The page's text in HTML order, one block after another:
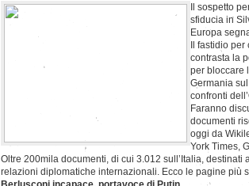
Il sospetto
sfiducia in
Europa
Il fastidio
contrasta la
per bloccare
Germania
confronti
Faranno
documenti
oggi da
York Times,
Oltre 200mila documenti, di cui 3.012 sull’Italia,
relazioni diplomatiche internazionali. Ecco le pagine più